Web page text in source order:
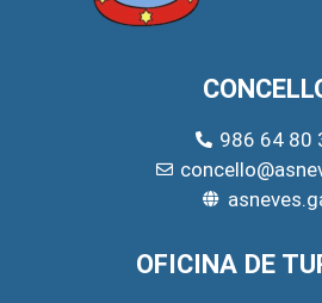
986 64 80
OFICINA DE